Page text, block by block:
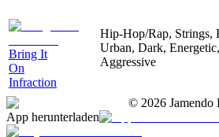
Bring It
On
Infraction
Hip-Hop/Rap, Strings,
Urban, Dark, Energetic,
Aggressive
© 2026 Jamendo
App herunterladen